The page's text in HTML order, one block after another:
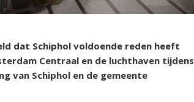
dat Schiphol voldoende reden heeft
Centraal en de luchthaven tijdens
van Schiphol en de gemeente